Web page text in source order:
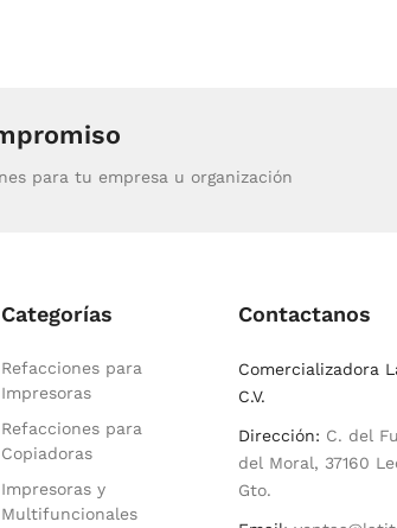
para tu empresa u organización
Categorías
Refacciones para
Impresoras
Refacciones para
Copiadoras
Impresoras y
Multifuncionales
Contactanos
Comercializadora
C.V.
Dirección: C. del
del Moral, 37160
Gto.